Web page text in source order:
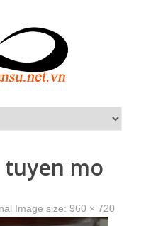
tuyen mo
Image size: 960 × 720